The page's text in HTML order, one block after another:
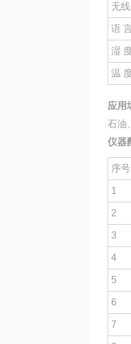
无
语
湿
温
应用
石油
仪器
序号
1
2
3
4
5
6
7